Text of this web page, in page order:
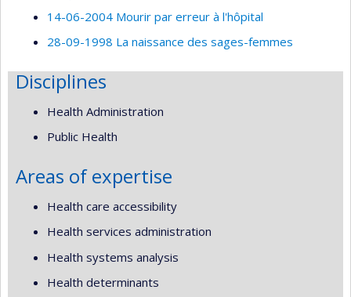
14-06-2004 Mourir par erreur à l'hôpital
28-09-1998 La naissance des sages-femmes
Disciplines
Health Administration
Public Health
Areas of expertise
Health care accessibility
Health services administration
Health systems analysis
Health determinants